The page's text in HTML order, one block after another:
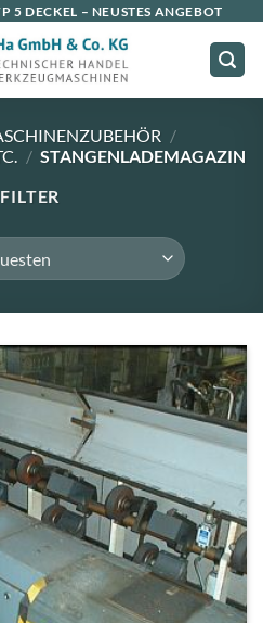
5 DECKEL – NEUSTES ANGEBOT
/
/ STANGENLADEMAGAZIN
FILTER